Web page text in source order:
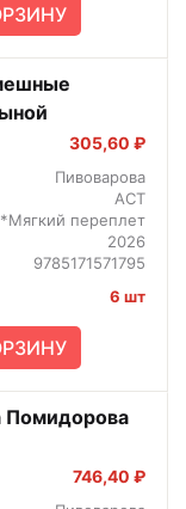
305,60 ₽
Пивоварова
АСТ
*Мягкий переплет
2026
9785171571795
6 шт
Помидорова
746,40 ₽